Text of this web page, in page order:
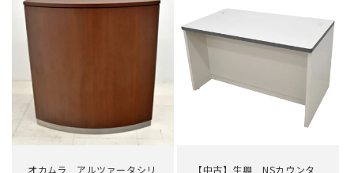
オカムラ アルツァータシリ
【中古】生興 NSカウンタ